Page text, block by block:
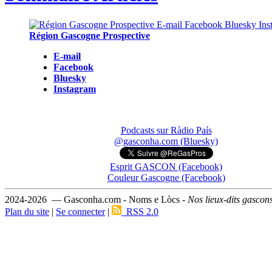
Région Gascogne Prospective
E-mail
Facebook
Bluesky
Instagram
Podcasts sur Ràdio País
@gasconha.com (Bluesky)
Esprit GASCON (Facebook)
Couleur Gascogne (Facebook)
2024-2026 — Gasconha.com - Noms e Lòcs - Nos lieux-dits
Plan du site | Se connecter| RSS 2.0